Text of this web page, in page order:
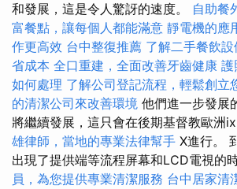
和發展，這是令人驚訝的速度。 自助餐
富餐點，讓每個人都能滿意 靜電機的應
作更高效 台中整復推薦 了解二手餐飲
省成本 全口重建，全面改善牙齒健康 護
如何處理 了解公司登記流程，輕鬆創立
的清潔公司來改善環境 他們進一步發展
將繼續發展，這只會在後期基督教歐洲
雄律師，當地的專業法律幫手 X進行。
出現了提供端等流程屏幕和LCD電視的
員，為您提供專業清潔服務 台中居家清